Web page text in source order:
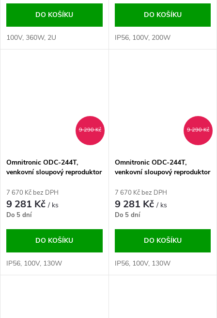
DO KOŠÍKU
100V, 360W, 2U
DO KOŠÍKU
IP56, 100V, 200W
9 290 Kč
Omnitronic ODC-244T,
venkovní sloupový reproduktor
7 670 Kč bez DPH
9 281 Kč/ ks
Do 5 dní
DO KOŠÍKU
IP56, 100V, 130W
9 290 Kč
Omnitronic ODC-244T,
venkovní sloupový reproduktor
7 670 Kč bez DPH
9 281 Kč/ ks
Do 5 dní
DO KOŠÍKU
IP56, 100V, 130W